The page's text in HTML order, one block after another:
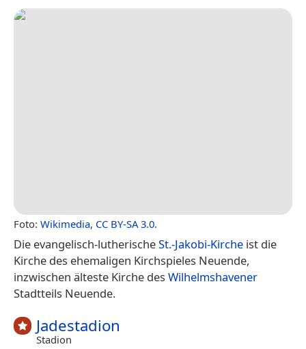
Foto: Wikimedia, CC BY-SA 3.0.
Die evangelisch-lutherischeSt.-Jakobi-Kirche ist die
Kirche des ehemaligen Kirchspieles Neuende,
inzwischen älteste Kirche des Wilhelmshavener
Stadtteils Neuende.
Jadestadion
Stadion